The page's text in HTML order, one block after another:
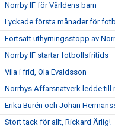
Norrby IF för Världens barn
Lyckade första månader för
Fortsatt uthyrningsstopp av
Norrby IF startar fotbollsfritids
Vila i frid, Ola Evaldsson
Norrbys Affärsnätverk ledde till
Erika Burén och Johan
Stort tack för allt, Rickard Ärlig!